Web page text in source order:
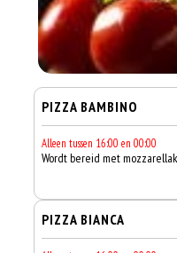
PIZZA BAMBINO
Alleen tussen 16:00 en 00:00
Wordt bereid met
PIZZA BIANCA